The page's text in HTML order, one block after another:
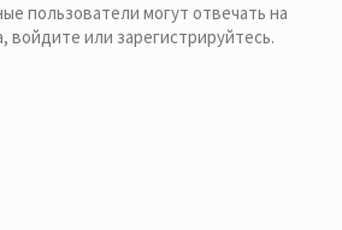
пользователи могут отвечать на
войдите или зарегистрируйтесь.